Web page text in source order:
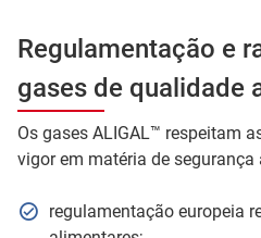
Regulamentação e
gases de qualidade
Os gases ALIGAL™ respeitam
vigor em matéria de segurança
regulamentação europeia